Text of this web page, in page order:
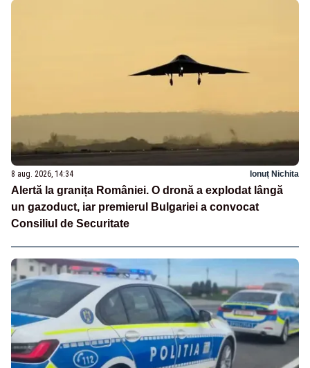
8 aug. 2026, 14:34 Ionuț Nichita
Alertă la granița României. O dronă a explodat lângă
un gazoduct, iar premierul Bulgariei a convocat
Consiliul de Securitate